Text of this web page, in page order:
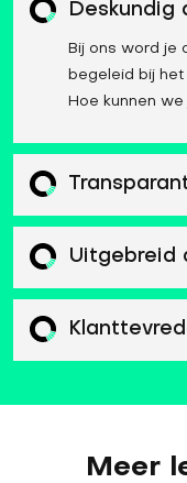
Deskundig
Bij ons word je
begeleid bij
Hoe kunnen
Uitgebreid
Meer